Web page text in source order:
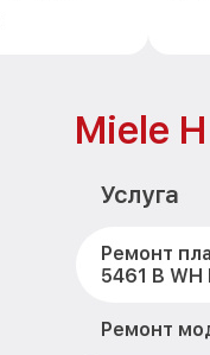
Miele
Услуга
Ремонт
5461 B WH
Ремонт